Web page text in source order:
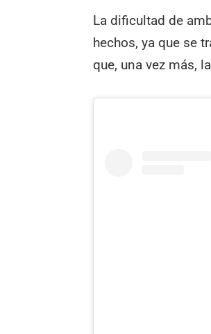
La dificultad de
hechos, ya que se
que, una vez más,